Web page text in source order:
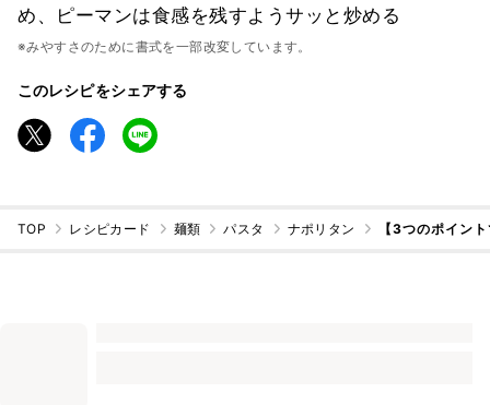
め、ピーマンは食感を残すようサッと炒める
※みやすさのために書式を一部改変しています。
このレシピをシェアする
TOP レシピカード 麺類 パスタ ナポリタン 【3つのポイン